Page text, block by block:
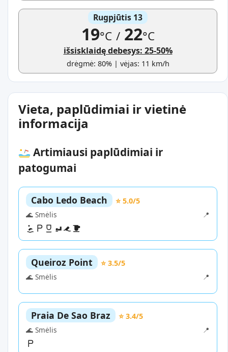
Rugpjūtis 13
19°C /22°C
išsisklaidę debesys: 25-50%
drėgmė: 80% | vėjas: 11 km/h
Vieta, paplūdimiai ir vietinė
informacija
Artimiausi paplūdimiai ir
patogumai
Cabo Ledo Beach
⭐ 5.0/5
🌊 Smėlis
📍
Queiroz Point
⭐ 3.5/5
🌊 Smėlis
📍
Praia De Sao Braz
⭐ 3.4/5
🌊 Smėlis
📍